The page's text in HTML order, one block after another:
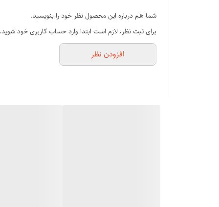
باتری لیتیوم استاندارد اتحادیه اروپا
شما هم درباره این محصول نظر خود را بنویسید.
برای ثبت نظر، لازم است ابتدا وارد حساب کاربری خود شوید.
افزودن نظر